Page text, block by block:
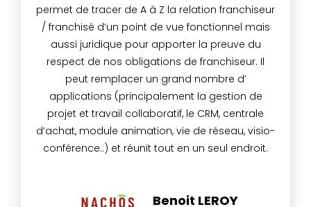
permet de tracer de A à Z la relation franchiseur
/ franchisé d’un point de vue fonctionnel mais
aussi juridique pour apporter la preuve du
respect de nos obligations de franchiseur. Il
peut remplacer un grand nombre d’
applications (principalement la gestion de
projet et travail collaboratif, le CRM, centrale
d’achat, module animation, vie de réseau, visio-
conférence..) et réunit tout en un seul endroit.
Benoit LEROY